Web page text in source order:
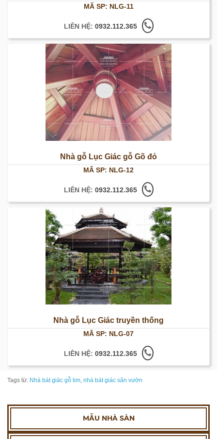
MÃ SP: NLG-11
LIÊN HỆ: 0932.112.365
Nhà gỗ Lục Giác gỗ Gõ đỏ
MÃ SP: NLG-12
LIÊN HỆ: 0932.112.365
Nhà gỗ Lục Giác truyền thống
MÃ SP: NLG-07
LIÊN HỆ: 0932.112.365
Tags từ: Nhà bát giác gỗ lim, nhà bát giác sân vườn
MẪU NHÀ SÀN